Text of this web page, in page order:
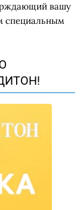
вашу
специальным